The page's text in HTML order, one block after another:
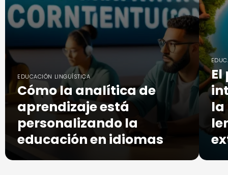
EDUCACIÓN LINGÜÍSTICA
Cómo la analítica de
aprendizaje está
personalizando la
educación en idiomas
El
la